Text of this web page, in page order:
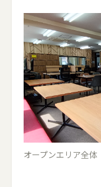
オープンエリア全体